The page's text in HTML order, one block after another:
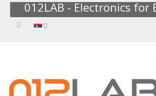
012LAB - Electronics for